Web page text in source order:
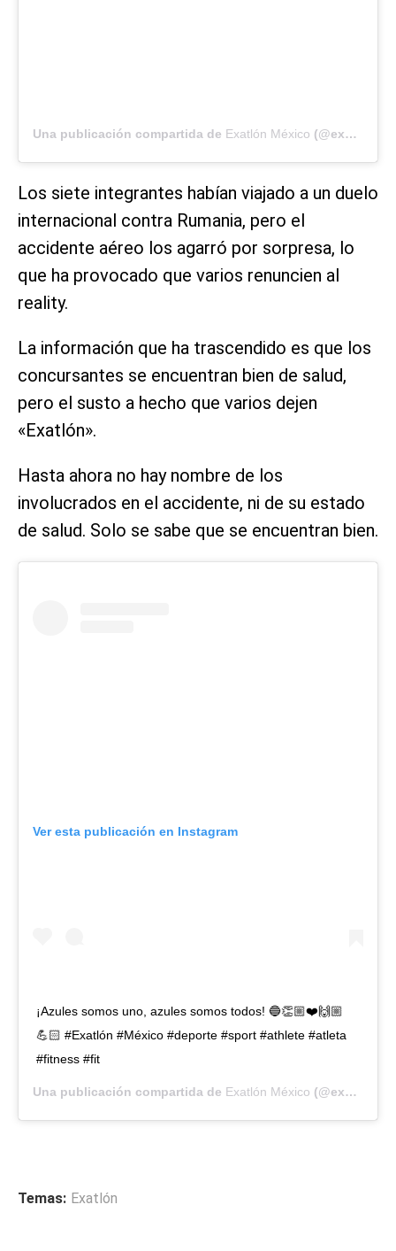
Una publicación compartida de Exatlón México (@exatlonmx) el
Los siete integrantes habían viajado a un duelo
internacional contra Rumania, pero el
accidente aéreo los agarró por sorpresa, lo
que ha provocado que varios renuncien al
reality.
La información que ha trascendido es que los
concursantes se encuentran bien de salud,
pero el susto a hecho que varios dejen
«Exatlón».
Hasta ahora no hay nombre de los
involucrados en el accidente, ni de su estado
de salud. Solo se sabe que se encuentran bien.
Ver esta publicación en Instagram
¡Azules somos uno, azules somos todos! 🔵👏🏼❤️🙌🏼
💪🏻 #Exatlón #México #deporte #sport #athlete #atleta
#fitness #fit
Una publicación compartida de Exatlón México (@exatlonmx) el
Temas: Exatlón